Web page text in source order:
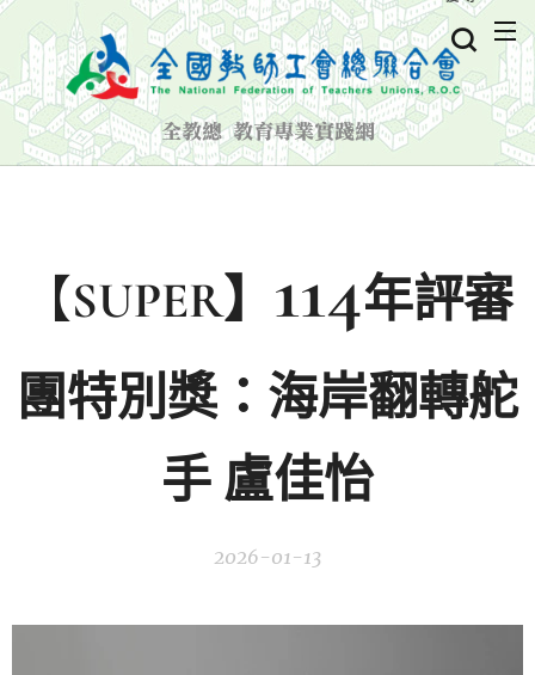
全教總 教育專業實踐網
【SUPER】 114年評審
團特別獎：海岸翻轉舵
手 盧佳怡
2026-01-13